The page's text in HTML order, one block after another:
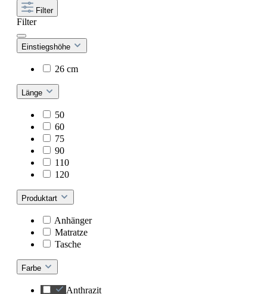
Filter
Filter
Einstiegshöhe
26 cm
Länge
50
60
75
90
110
120
Produktart
Anhänger
Matratze
Tasche
Farbe
Anthrazit